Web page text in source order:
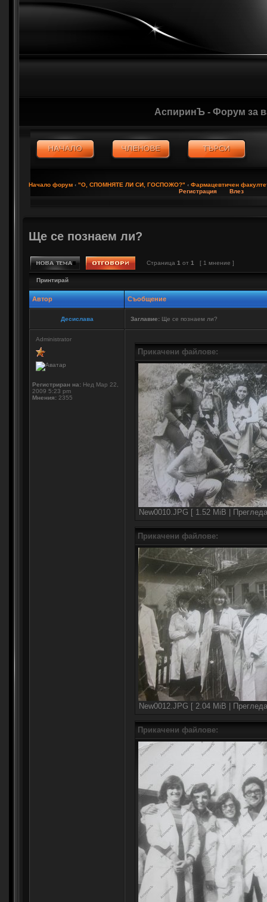
АспиринЪ - Форум за
Начало форум ‹ "О, СПОМНЯТЕ ЛИ СИ, ГОСПОЖО?" ‹ Фармацевтичен
Регистрация
Влез
Ще се познаем ли?
Страница 1 от 1 [ 1 мнение ]
Принтирай
Автор Съобщение
Десислава Заглавие: Ще се познаем ли?
Administrator
Регистриран на: Нед Мар 22,
2009 5:23 pm
Мнения: 2355
Прикачени файлове:
New0010.JPG [ 1.52 MiB |
Прикачени файлове:
New0012.JPG [ 2.04 MiB |
Прикачени файлове: